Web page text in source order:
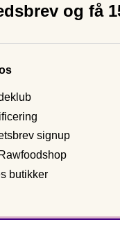
og få
signup
butikker